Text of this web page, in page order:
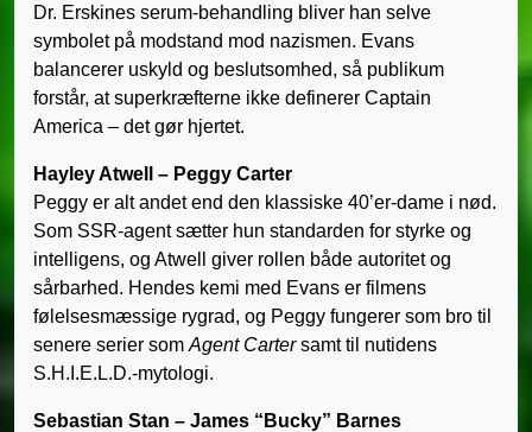
Dr. Erskines serum-behandling bliver han selve
symbolet på modstand mod nazismen. Evans
balancerer uskyld og beslutsomhed, så publikum
forstår, at superkræfterne ikke definerer Captain
America – det gør hjertet.
Hayley Atwell – Peggy Carter
Peggy er alt andet end den klassiske 40’er-dame i nød.
Som SSR-agent sætter hun standarden for styrke og
intelligens, og Atwell giver rollen både autoritet og
sårbarhed. Hendes kemi med Evans er filmens
følelsesmæssige rygrad, og Peggy fungerer som bro til
senere serier som Agent Cartersamt til nutidens
S.H.I.E.L.D.-mytologi.
Sebastian Stan – James “Bucky” Barnes